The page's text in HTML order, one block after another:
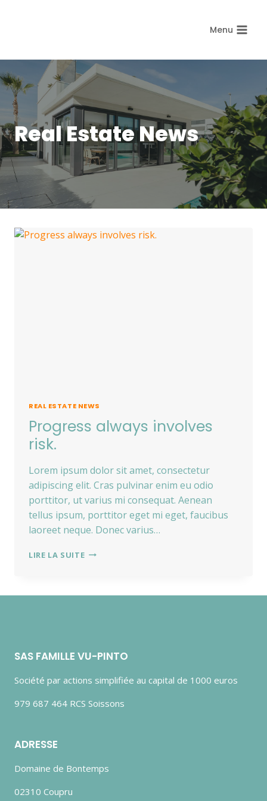
Menu
Real Estate News
REAL ESTATE NEWS
Progress always involves
risk.
Lorem ipsum dolor sit amet, consectetur
adipiscing elit. Cras pulvinar enim eu odio
porttitor, ut varius mi consequat. Aenean
tellus ipsum, porttitor eget mi eget, faucibus
laoreet neque. Donec varius…
LIRE LA SUITE PROGRESS
SAS FAMILLE VU-PINTO
Société par actions simplifiée au capital de 1000 euros
979 687 464 RCS Soissons
ADRESSE
Domaine de Bontemps
02310 Coupru